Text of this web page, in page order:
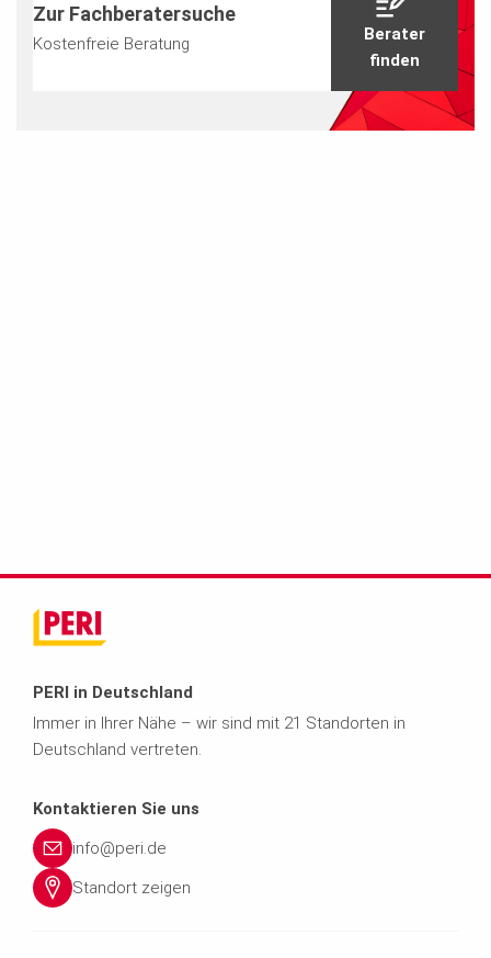
Zur Fachberatersuche
Kostenfreie Beratung
Berater
finden
PERI in Deutschland
Immer in Ihrer Nähe – wir sind mit 21 Standorten in
Deutschland vertreten.
Kontaktieren Sie uns
info@peri.de
Standort zeigen